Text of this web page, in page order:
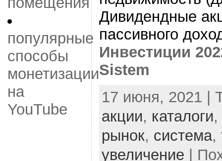
популярные
способы
монетизации
на
YouTube
Дивидендные
пассивного
Инвестиции
Sistem
17 июня, 2021 |
акции, каталоги,
рынок, система,
увеличение |